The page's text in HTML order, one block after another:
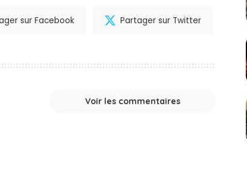
sur Facebook Partager sur Twitter
Voir les commentaires